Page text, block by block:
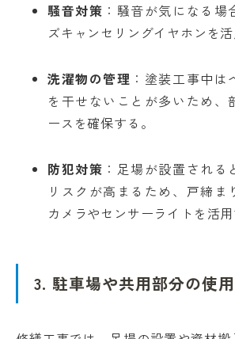
騒音対策 ：騒音が気になる場
ズキャンセリングイヤホンを活
洗濯物の管理 ：塗装工事中
を干せないことが多いため、
ースを確保する。
防犯対策 ：足場が設置され
リスクが高まるため、戸締ま
カメラやセンサーライトを活用
3. 駐車場や共用部分の使